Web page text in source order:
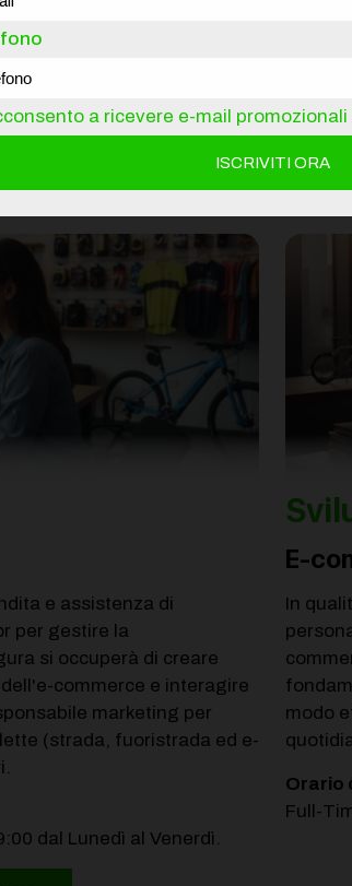
e assistenza di
per gestire la
si occuperà di creare
commerce e interagire
marketing per
(strada, fuoristrada ed e-
dal Lunedì al Venerdì.
E-
In
modo
Orario
Full-
a ricevere e-mail